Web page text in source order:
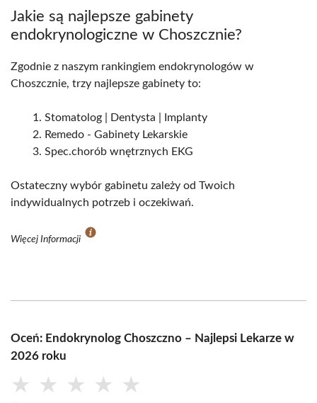
Jakie są najlepsze gabinety
endokrynologiczne w Choszcznie?
Zgodnie z naszym rankingiem endokrynologów w
Choszcznie, trzy najlepsze gabinety to:
Stomatolog | Dentysta | Implanty
Remedo - Gabinety Lekarskie
Spec.chorób wnętrznych EKG
Ostateczny wybór gabinetu zależy od Twoich
indywidualnych potrzeb i oczekiwań.
Więcej Informacji
Oceń: Endokrynolog Choszczno – Najlepsi Lekarze w
2026 roku
★ ★ ★ ★ ★